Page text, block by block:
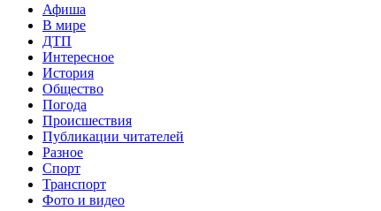
Афиша
В мире
ДТП
Интересное
История
Общество
Погода
Происшествия
Публикации читателей
Разное
Спорт
Транспорт
Фото и видео